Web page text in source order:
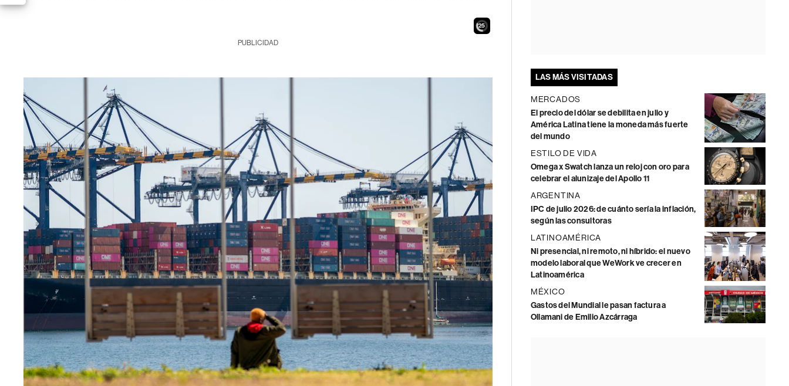
25
PUBLICIDAD
LAS MÁS VISITADAS
MERCADOS
El precio del dólar se debilita en julio y
América Latina tiene la moneda más fuerte
del mundo
ESTILO DE VIDA
Omega x Swatch lanza un reloj con oro para
celebrar el alunizaje del Apollo 11
ARGENTINA
IPC de julio 2026: de cuánto sería la inflación,
según las consultoras
LATINOAMÉRICA
Ni presencial, ni remoto, ni híbrido: el nuevo
modelo laboral que WeWork ve crecer en
Latinoamérica
MÉXICO
Gastos del Mundial le pasan factura a
Ollamani de Emilio Azcárraga